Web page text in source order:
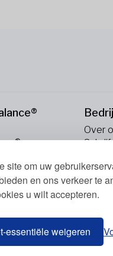
site om uw
en ons verkeer te
u wilt accepteren.
essentiële weigeren
(En)
Over
Schrijf
AG © 2026. Alle